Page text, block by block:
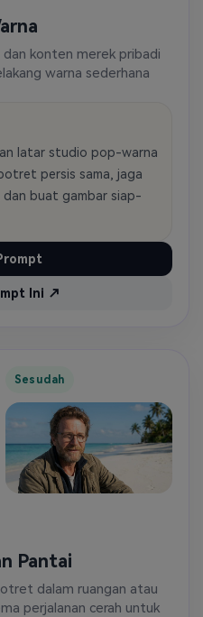
konten merek pribadi
warna sederhana
latar studio pop-warna
persis sama, jaga
buat gambar siap-
Ini ↗
Sesudah
Pantai
dalam ruangan atau
perjalanan cerah untuk